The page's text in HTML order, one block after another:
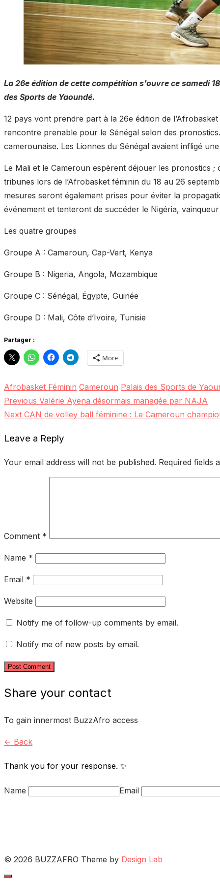
La 26e édition de cette compétition s’ouvre ce samedi
des Sports de Yaoundé.
12 pays vont prendre part à la 26e édition de
rencontre prenable pour le Sénégal selon des
camerounaise. Les Lionnes du Sénégal avaient infligé
Le Mali et le Cameroun espèrent déjouer les pronostics
tribunes lors de l’Afrobasket féminin du 18 au 26
mesures seront également prises pour éviter la
événement et tenteront de succéder le Nigéria,
Les quatre groupes
Groupe A : Cameroun, Cap-Vert, Kenya
Groupe B : Nigeria, Angola, Mozambique
Groupe C : Sénégal, Égypte, Guinée
Groupe D : Mali, Côte d’Ivoire, Tunisie
Partager :
More
Afrobasket Féminin Cameroun Palais des Sports de
Post
Previous Previous
post:
Valérie Ayena désormais managée par NAJA
NextNext
CAN de volley ball féminine : Le Cameroun
Leave a Reply
Your email address will not be published. Required fields
Comment *
Name *
Email *
Website
Notify me of follow-up comments by email.
Notify me of new posts by email.
Share your contact
To gain innermost BuzzAfro access
← Back
Thank you for your response. ✨
Name Email
© 2026 BUZZAFRO Theme by Design Lab